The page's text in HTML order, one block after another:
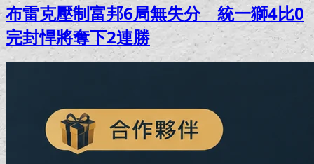
布雷克壓制富邦6局無失分 統一獅4比0
完封悍將奪下2連勝